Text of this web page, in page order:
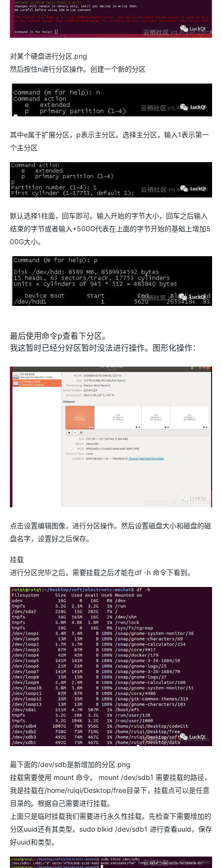
对某个硬盘进行分区.png
然后按住n进行分区操作。创建一个新的分区
其中e属于扩展分区，p表示主分区。选择主分区，输入1表示第一
个主分区
默认选择1柱面，回车即可。输入开始的字节大小，回车之后输入
结束的字节或者输入+500G代表在上面的字节开始的基础上增加5
00G大小。
最后使用命令p查看下分区。
我这暂时已经分好区暂时没法进行操作。图形化操作：
点击设置编辑图像，进行分区操作。然后设置磁盘大小和磁盘的磁
盘名字，设置好之后保存。
挂载
进行分区完毕之后，需要挂载之后才能在df -h 命令下看到。
最下面的/dev/sdb是新增加的分区.png
挂载需要使用 mount 命令。 mount /dev/sdb1 需要挂载的路径，
我是挂载在/home/ruiqi/Desktop/free目录下，挂载点可以是任意
目录的。根据自己需要进行挂载。
上面只是临时挂载我们需要进行永久性挂载。先检查下需要增加的
分区uuid还有其类型。sudo blkid /dev/sdb1 进行查看uuid，保存
好uuid和类型。